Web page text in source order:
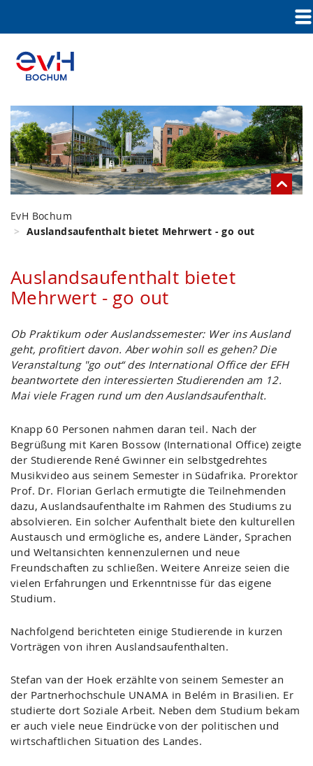
EvH Bochum
Auslandsaufenthalt bietet Mehrwert - go out
Auslandsaufenthalt bietet
Mehrwert - go out
Ob Praktikum oder Auslandssemester: Wer ins Ausland
geht, profitiert davon. Aber wohin soll es gehen? Die
Veranstaltung "go out“ des International Office der EFH
beantwortete den interessierten Studierenden am 12.
Mai viele Fragen rund um den Auslandsaufenthalt.
Knapp 60 Personen nahmen daran teil. Nach der
Begrüßung mit Karen Bossow (International Office) zeigte
der Studierende René Gwinner ein selbstgedrehtes
Musikvideo aus seinem Semester in Südafrika. Prorektor
Prof. Dr. Florian Gerlach ermutigte die Teilnehmenden
dazu, Auslandsaufenthalte im Rahmen des Studiums zu
absolvieren. Ein solcher Aufenthalt biete den kulturellen
Austausch und ermögliche es, andere Länder, Sprachen
und Weltansichten kennenzulernen und neue
Freundschaften zu schließen. Weitere Anreize seien die
vielen Erfahrungen und Erkenntnisse für das eigene
Studium.
Nachfolgend berichteten einige Studierende in kurzen
Vorträgen von ihren Auslandsaufenthalten.
Stefan van der Hoek erzählte von seinem Semester an
der Partnerhochschule UNAMA in Belém in Brasilien. Er
studierte dort Soziale Arbeit. Neben dem Studium bekam
er auch viele neue Eindrücke von der politischen und
wirtschaftlichen Situation des Landes.